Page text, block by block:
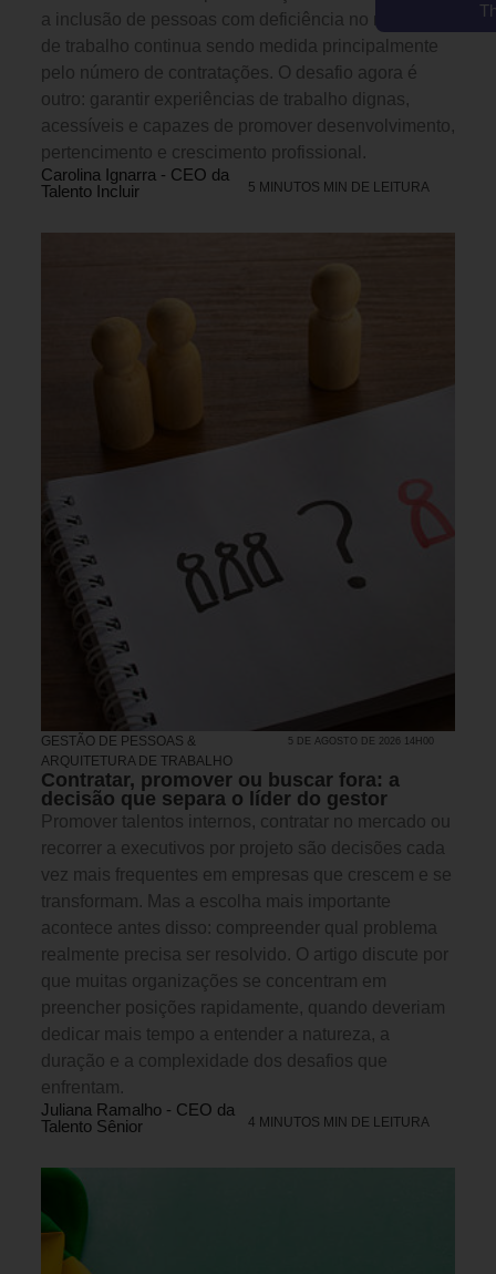
a inclusão de pessoas com deficiência no mercado
de trabalho continua sendo medida principalmente
pelo número de contratações. O desafio agora é
outro: garantir experiências de trabalho dignas,
acessíveis e capazes de promover desenvolvimento,
pertencimento e crescimento profissional.
Carolina Ignarra - CEO da
Talento Incluir
5 MINUTOS MIN DE LEITURA
GESTÃO DE PESSOAS &
ARQUITETURA DE TRABALHO
5 DE AGOSTO DE 2026 14H00
Contratar, promover ou buscar fora: a
decisão que separa o líder do gestor
Promover talentos internos, contratar no mercado ou
recorrer a executivos por projeto são decisões cada
vez mais frequentes em empresas que crescem e se
transformam. Mas a escolha mais importante
acontece antes disso: compreender qual problema
realmente precisa ser resolvido. O artigo discute por
que muitas organizações se concentram em
preencher posições rapidamente, quando deveriam
dedicar mais tempo a entender a natureza, a
duração e a complexidade dos desafios que
enfrentam.
Juliana Ramalho - CEO da
Talento Sênior
4 MINUTOS MIN DE LEITURA